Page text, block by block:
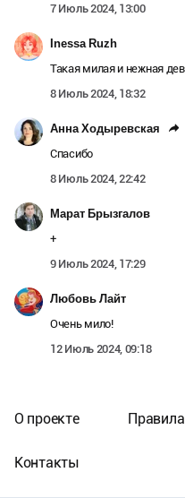
7 Июль 2024, 13:00
Inessa Ruzh
Такая милая и нежная
8 Июль 2024, 18:32
Анна Ходыревская
Спасибо
8 Июль 2024, 22:42
Марат Брызгалов
+
9 Июль 2024, 17:29
Любовь Лайт
Очень мило!
12 Июль 2024, 09:18
О проекте Правила
Контакты